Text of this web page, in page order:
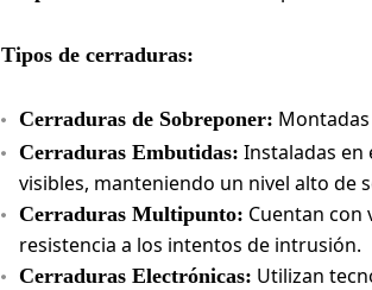
Tipos de cerraduras:
Cerraduras de Sobreponer:
Cerraduras Embutidas: Instaladas en
visibles, manteniendo un nivel alto de
Cerraduras Multipunto: Cuentan
resistencia a los intentos de intrusión.
Cerraduras Electrónicas: Utilizan